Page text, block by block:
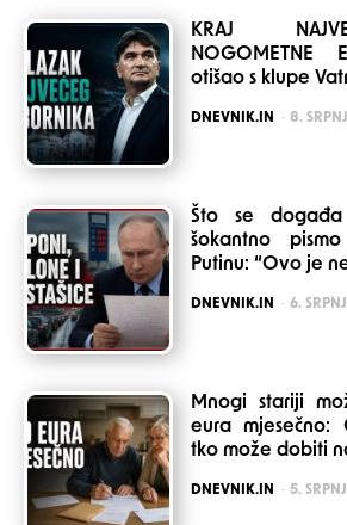
KRAJ
otišao s klupe
POSTED
DNEVNIK.IN 8.
Što se događa
šokantno
Putinu: “Ovo je
POSTED
DNEVNIK.IN 6.
Mnogi stariji
eura mjesečno:
tko može dobiti
POSTED
DNEVNIK.IN 5.